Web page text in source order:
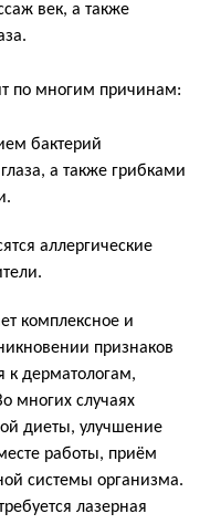
век, а также
по многим причинам:
бактерий
а также грибками
аллергические
комплексное и
признаков
к дерматологам,
многих случаях
диеты, улучшение
работы, приём
системы организма.
лазерная